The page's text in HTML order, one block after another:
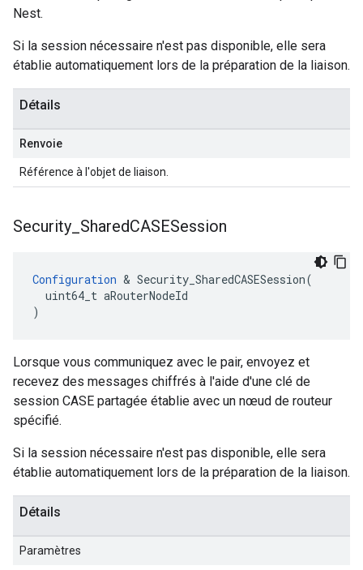
Nest.
Si la session nécessaire n'est pas disponible, elle sera
établie automatiquement lors de la préparation de la liaison.
Détails
Renvoie
Référence à l'objet de liaison.
Security SharedCASESession
Configuration & Security_SharedCASESession(
  uint64_t aRouterNodeId
)
Lorsque vous communiquez avec le pair, envoyez et
recevez des messages chiffrés à l'aide d'une clé de
session CASE partagée établie avec un nœud de routeur
spécifié.
Si la session nécessaire n'est pas disponible, elle sera
établie automatiquement lors de la préparation de la liaison.
Détails
Paramètres